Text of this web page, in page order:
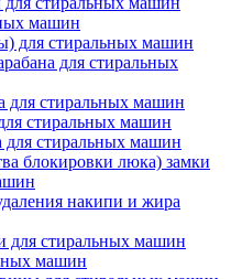
машин
для стиральных машин
для стиральных
стиральных машин
стиральных машин
для стиральных машин
блокировки люка) замки
накипи и жира
для стиральных машин
машин